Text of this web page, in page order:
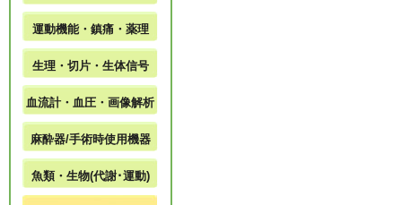
運動機能・鎮痛・薬理
生理・切片・生体信号
血流計・血圧・画像解析
麻酔器/手術時使用機器
魚類・生物(代謝･運動)